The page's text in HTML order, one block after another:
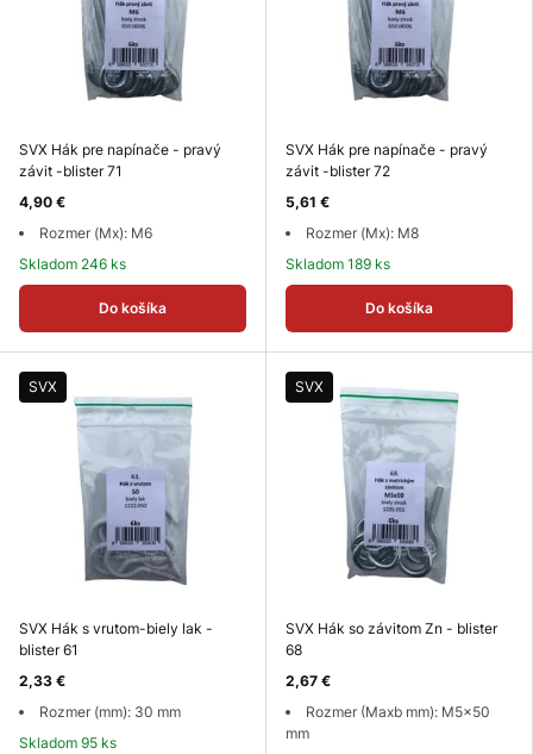
SVX Hák pre napínače - pravý
závit -blister 71
4,90 €
Rozmer (Mx): M6
Skladom 246 ks
Do košíka
SVX Hák pre napínače - pravý
závit -blister 72
5,61 €
Rozmer (Mx): M8
Skladom 189 ks
Do košíka
SVX
SVX Hák s vrutom-biely lak -
blister 61
2,33 €
Rozmer (mm): 30 mm
Skladom 95 ks
SVX
SVX Hák so závitom Zn - blister
68
2,67 €
Rozmer (Maxb mm): M5x50
mm